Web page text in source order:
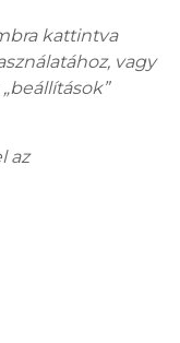
Jos. Heimerl
kattintva
vagy
az